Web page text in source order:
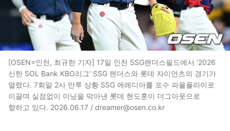
[OSEN=인천, 최규한 기자] 17일 인천 SSG랜더스필드에서 ‘2026
신한 SOL Bank KBO리그’ SSG 랜더스와 롯데 자이언츠의 경기가
열렸다. 7회말 2사 만루 상황 SSG 에레디아를 포수 파울플라이로
이끌며 실점없이 이닝을 막아낸 롯데 현도훈이 더그아웃으로
향하고 있다. 2026.06.17 / dreamer@osen.co.kr